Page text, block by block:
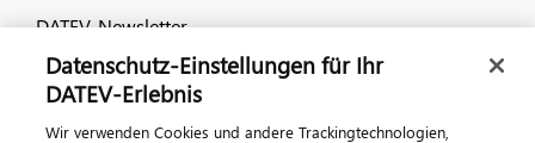
DATEV-Newsletter
Kontaktieren Sie uns
Datenschutz-Einstellungen für Ihr
DATEV-Erlebnis
Wir verwenden Cookies und andere Trackingtechnologien,